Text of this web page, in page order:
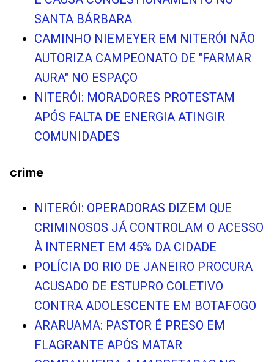
SANTA BÁRBARA
CAMINHO NIEMEYER EM NITERÓI NÃO
AUTORIZA CAMPEONATO DE "FARMAR
AURA" NO ESPAÇO
NITERÓI: MORADORES PROTESTAM
APÓS FALTA DE ENERGIA ATINGIR
COMUNIDADES
crime
NITERÓI: OPERADORAS DIZEM QUE
CRIMINOSOS JÁ CONTROLAM O ACESSO
À INTERNET EM 45% DA CIDADE
POLÍCIA DO RIO DE JANEIRO PROCURA
ACUSADO DE ESTUPRO COLETIVO
CONTRA ADOLESCENTE EM BOTAFOGO
ARARUAMA: PASTOR É PRESO EM
FLAGRANTE APÓS MATAR